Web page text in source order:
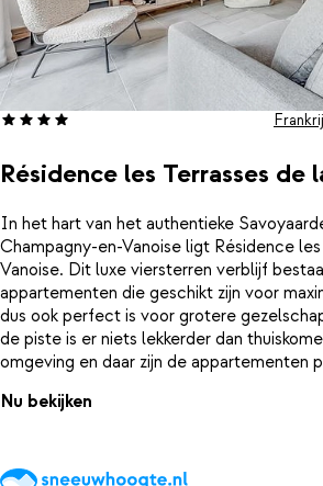
Résidence les Terrasses de
In het hart van het authentieke
Champagny-en-Vanoise ligt Résidence
Vanoise. Dit luxe viersterren verblijf
appartementen die geschikt zijn voor
dus ook perfect is voor grotere
de piste is er niets lekkerder dan
omgeving en daar zijn de appartementen
Deze zijn volledig uitgerust met een
en meerdere slaapkamers en bieden al
ergens thuis gaat voelen is het hier
Nu bekijken